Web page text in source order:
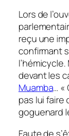
Lors de
reçu une
confirmant
devant les
Muamba… «
pas lui faire
goguenard
Faute de